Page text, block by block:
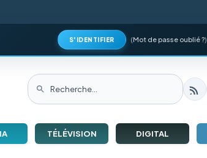
S'IDENTIFIER (Mot de passe oublié ?)
TÉLÉVISION DIGITAL